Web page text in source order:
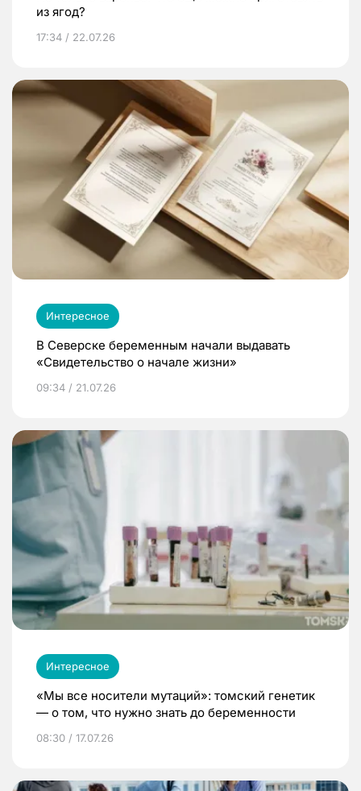
из ягод?
17:34 / 22.07.26
Интересное
В Северске беременным начали выдавать
«Свидетельство о начале жизни»
09:34 / 21.07.26
Интересное
«Мы все носители мутаций»: томский генетик
— о том, что нужно знать до беременности
08:30 / 17.07.26